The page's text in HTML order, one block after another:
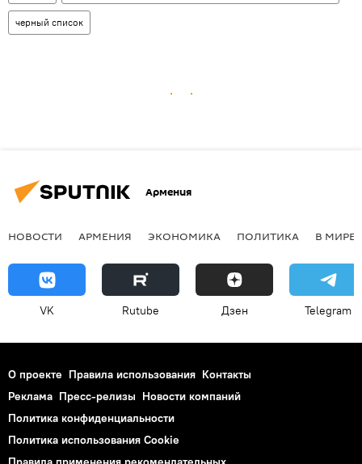
черный список
Армения
НОВОСТИ АРМЕНИЯ ЭКОНОМИКА ПОЛИТИКА В МИРЕ
VK Rutube Дзен Telegram
О проекте Правила использования Контакты
Реклама Пресс-релизы Новости компаний
Политика конфиденциальности
Политика использования Cookie